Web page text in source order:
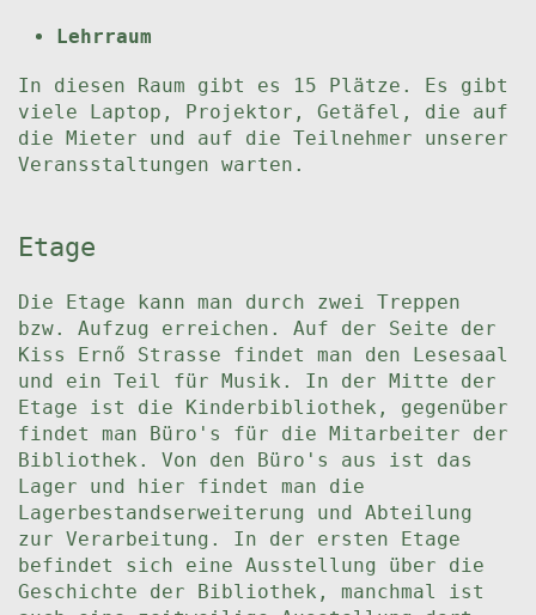
Lehrraum
In diesen Raum gibt es 15 Plätze. Es gibt
viele Laptop, Projektor, Getäfel, die auf
die Mieter und auf die Teilnehmer unserer
Veransstaltungen warten.
Etage
Die Etage kann man durch zwei Treppen
bzw. Aufzug erreichen. Auf der Seite der
Kiss Ernő Strasse findet man den Lesesaal
und ein Teil für Musik. In der Mitte der
Etage ist die Kinderbibliothek, gegenüber
findet man Büro's für die Mitarbeiter der
Bibliothek. Von den Büro's aus ist das
Lager und hier findet man die
Lagerbestandserweiterung und Abteilung
zur Verarbeitung. In der ersten Etage
befindet sich eine Ausstellung über die
Geschichte der Bibliothek, manchmal ist